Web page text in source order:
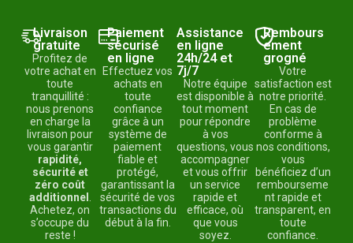
Livraison
gratuite
Profitez de
votre achat en
toute
tranquillité :
nous prenons
en charge la
livraison pour
vous garantir
rapidité,
sécurité et
zéro coût
additionnel .
Achetez, on
s’occupe du
reste !
Paiement
sécurisé
en ligne
Effectuez vos
achats en
toute
confiance
grâce à un
système de
paiement
fiable et
protégé,
garantissant la
sécurité de vos
transactions du
début à la fin.
Assistance
en ligne
24h/24 et
7j/7
Notre équipe
est disponible à
tout moment
pour répondre
à vos
questions, vous
accompagner
et vous offrir
un service
rapide et
efficace, où
que vous
soyez.
Rembours
ement
grogné
Votre
satisfaction est
notre priorité.
En cas de
problème
conforme à
nos conditions,
vous
bénéficiez d’un
rembourseme
nt rapide et
transparent, en
toute
confiance.